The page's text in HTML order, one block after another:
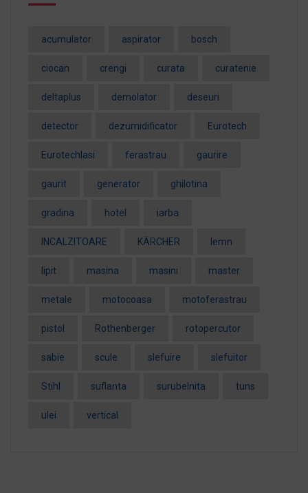
acumulator aspirator bosch
ciocan crengi curata curatenie
deltaplus demolator deseuri
detector dezumidificator Eurotech
EurotechIasi ferastrau gaurire
gaurit generator ghilotina
gradina hotel iarba
INCALZITOARE KÄRCHER lemn
lipit masina masini master
metale motocoasa motoferastrau
pistol Rothenberger rotopercutor
sabie scule slefuire slefuitor
Stihl suflanta surubelnita tuns
ulei vertical